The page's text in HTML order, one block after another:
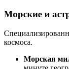
Морские и
космоса.
Морская